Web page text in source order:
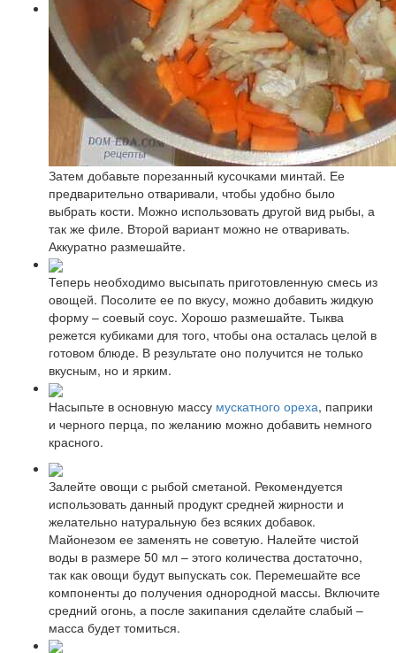
Затем добавьте порезанный кусочками минтай. Ее
предварительно отваривали, чтобы удобно было
выбрать кости. Можно использовать другой вид рыбы, а
так же филе. Второй вариант можно не отваривать.
Аккуратно размешайте.
Теперь необходимо высыпать приготовленную смесь из
овощей. Посолите ее по вкусу, можно добавить жидкую
форму – соевый соус. Хорошо размешайте. Тыква
режется кубиками для того, чтобы она осталась целой в
готовом блюде. В результате оно получится не только
вкусным, но и ярким.
Насыпьте в основную массу мускатного ореха, паприки
и черного перца, по желанию можно добавить немного
красного.
Залейте овощи с рыбой сметаной. Рекомендуется
использовать данный продукт средней жирности и
желательно натуральную без всяких добавок.
Майонезом ее заменять не советую. Налейте чистой
воды в размере 50 мл – этого количества достаточно,
так как овощи будут выпускать сок. Перемешайте все
компоненты до получения однородной массы. Включите
средний огонь, а после закипания сделайте слабый –
масса будет томиться.